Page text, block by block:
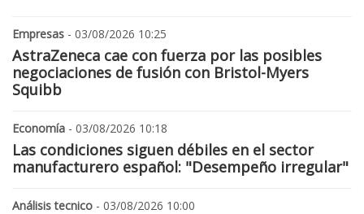
Empresas - 03/08/2026 10:25
AstraZeneca cae con fuerza por las posibles
negociaciones de fusión con Bristol-Myers
Squibb
Economía - 03/08/2026 10:18
Las condiciones siguen débiles en el sector
manufacturero español: "Desempeño irregular"
Análisis tecnico - 03/08/2026 10:00